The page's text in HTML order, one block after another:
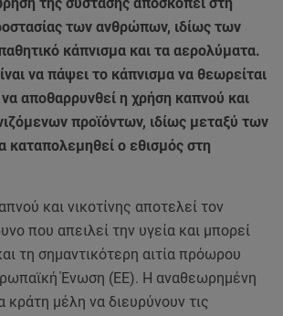
των ανθρώπων, ιδίως των
κάπνισμα και τα αερολύματα.
να πάψει το κάπνισμα να θεωρείται
αποθαρρυνθεί η χρήση καπνού και
προϊόντων, ιδίως μεταξύ των
καταπολεμηθεί ο εθισμός στη
και νικοτίνης αποτελεί τον
που απειλεί την υγεία και μπορεί
τη σημαντικότερη αιτία πρόωρου
Ένωση (ΕΕ). Η αναθεωρημένη
κράτη μέλη να διευρύνουν τις